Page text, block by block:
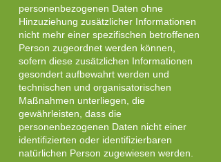
personenbezogenen Daten ohne
Hinzuziehung zusätzlicher Informationen
nicht mehr einer spezifischen betroffenen
Person zugeordnet werden können,
sofern diese zusätzlichen Informationen
gesondert aufbewahrt werden und
technischen und organisatorischen
Maßnahmen unterliegen, die
gewährleisten, dass die
personenbezogenen Daten nicht einer
identifizierten oder identifizierbaren
natürlichen Person zugewiesen werden.